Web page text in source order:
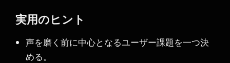
実用のヒント
声を磨く前に中心となるユーザー課題を一つ決
める。